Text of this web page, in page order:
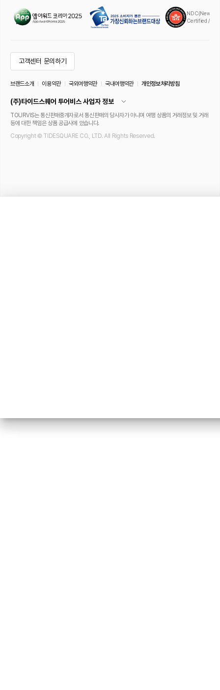
NDC(New
Certified /
고객센터 문의하기
브랜드소개 이용약관 국외여행약관 국내여행약관 개인정보처리방침
(주)타이드스퀘어 투어비스 사업자 정보
TOURVIS는 통신판매중개자로서 통신판매의 당사자가 아니며 여행 상품의 거래정보 및 거래
등에 대한 책임은 상품 공급사에 있습니다.
Copyright © TIDESQUARE CO., LTD. All Rights Reserved.